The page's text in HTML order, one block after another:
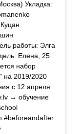
Укладка:
работы: Элга
Елена, 25
набор
на 2019/2020
с 12 апреля
→ обучение
#beforeandafter